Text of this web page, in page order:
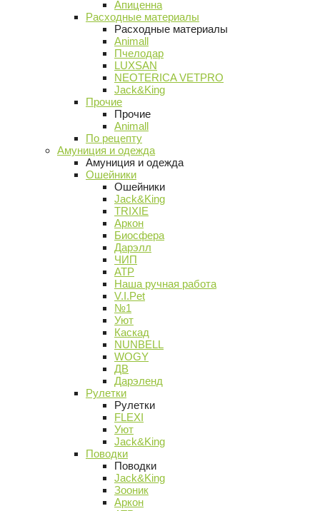
Апиценна
Расходные материалы
Расходные материалы
Animall
Пчелодар
LUXSAN
NEOTERICA VETPRO
Jack&King
Прочие
Прочие
Animall
По рецепту
Амуниция и одежда
Амуниция и одежда
Ошейники
Ошейники
Jack&King
TRIXIE
Аркон
Биосфера
Дарэлл
ЧИП
АТР
Наша ручная работа
V.I.Pet
№1
Уют
Каскад
NUNBELL
WOGY
ДВ
Дарэленд
Рулетки
Рулетки
FLEXI
Уют
Jack&King
Поводки
Поводки
Jack&King
Зооник
Аркон